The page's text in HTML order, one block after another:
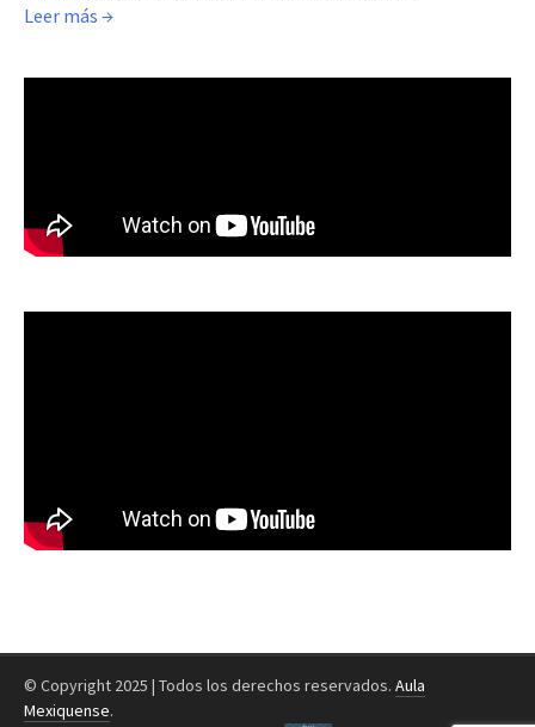
Leer más →
© Copyright 2025 | Todos los derechos reservados. Aula
Mexiquense.